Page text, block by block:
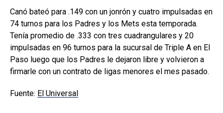
Canó bateó para .149 con un jonrón y cuatro impulsadas en
74 turnos para los Padres y los Mets esta temporada.
Tenía promedio de .333 con tres cuadrangulares y 20
impulsadas en 96 turnos para la sucursal de Triple A en El
Paso luego que los Padres le dejaron libre y volvieron a
firmarle con un contrato de ligas menores el mes pasado.
Fuente: El Universal